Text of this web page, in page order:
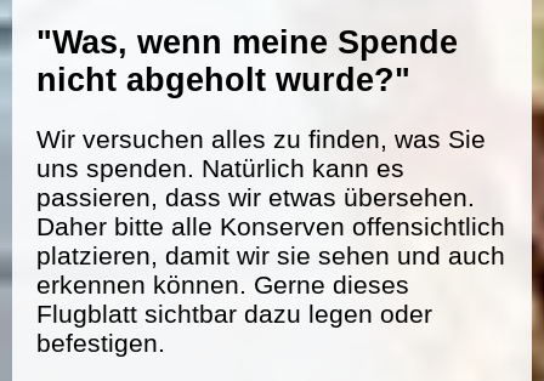
"Was, wenn meine Spende
nicht abgeholt wurde?"
Wir versuchen alles zu finden, was Sie
uns spenden. Natürlich kann es
passieren, dass wir etwas übersehen.
Daher bitte alle Konserven offensichtlich
platzieren, damit wir sie sehen und auch
erkennen können. Gerne dieses
Flugblatt sichtbar dazu legen oder
befestigen.